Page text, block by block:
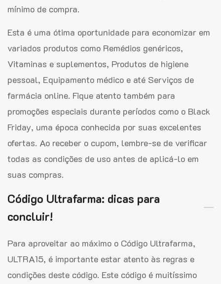
mínimo de compra.
Esta é uma ótima oportunidade para economizar em
variados produtos como Remédios genéricos,
Vitaminas e suplementos, Produtos de higiene
pessoal, Equipamento médico e até Serviços de
farmácia online. Fique atento também para
promoções especiais durante períodos como o Black
Friday, uma época conhecida por suas excelentes
ofertas. Ao receber o cupom, lembre-se de verificar
todas as condições de uso antes de aplicá-lo em
suas compras.
Código Ultrafarma: dicas para
concluir!
Para aproveitar ao máximo o Código Ultrafarma,
ULTRA15, é importante estar atento às regras e
condições deste código. Este código é muitíssimo